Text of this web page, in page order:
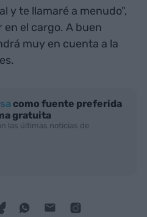
y te llamaré a menudo",
en el cargo. A buen
muy en cuenta a la
como fuente preferida
gratuita
las últimas noticias de